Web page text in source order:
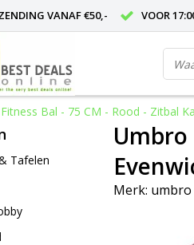
VANAF €50,- VOOR
Bal - 75 CM - Rood - Zitbal
Tafelen
Umbro
Merk: umbro